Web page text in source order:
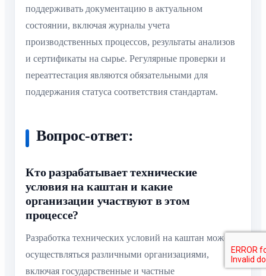
поддерживать документацию в актуальном
состоянии, включая журналы учета
производственных процессов, результаты анализов
и сертификаты на сырье. Регулярные проверки и
переаттестация являются обязательными для
поддержания статуса соответствия стандартам.
Вопрос-ответ:
Кто разрабатывает технические
условия на каштан и какие
организации участвуют в этом
процессе?
Разработка технических условий на каштан может
осуществляться различными организациями,
включая государственные и частные